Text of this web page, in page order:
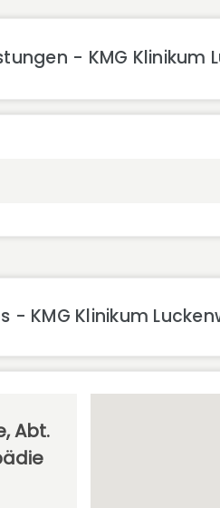
- KMG
- KMG Klinikum
Abt.